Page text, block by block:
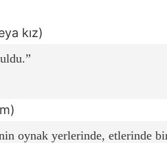
kız)
oynak yerlerinde, etlerinde